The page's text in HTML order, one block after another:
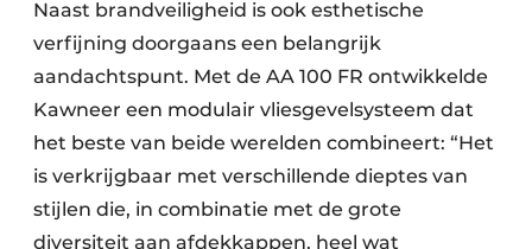
Naast brandveiligheid is ook esthetische
verfijning doorgaans een belangrijk
aandachtspunt. Met de AA 100 FR ontwikkelde
Kawneer een modulair vliesgevelsysteem dat
het beste van beide werelden combineert: “Het
is verkrijgbaar met verschillende dieptes van
stijlen die, in combinatie met de grote
diversiteit aan afdekkappen, heel wat